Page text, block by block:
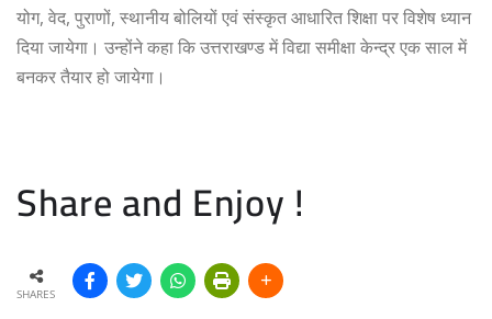
योग, वेद, पुराणों, स्थानीय बोलियों एवं संस्कृत आधारित शिक्षा पर विशेष ध्यान
दिया जायेगा। उन्होंने कहा कि उत्तराखण्ड में विद्या समीक्षा केन्द्र एक साल में
बनकर तैयार हो जायेगा।
Share and Enjoy !
SHARES